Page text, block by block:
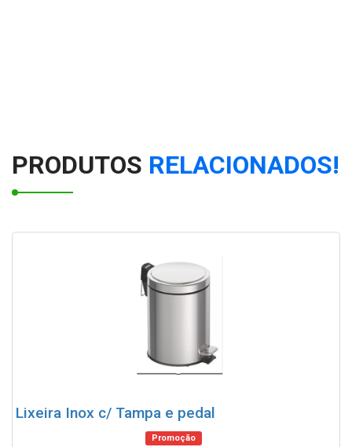
PRODUTOS RELACIONADOS!
Lixeira Inox c/ Tampa e pedal
Promoção